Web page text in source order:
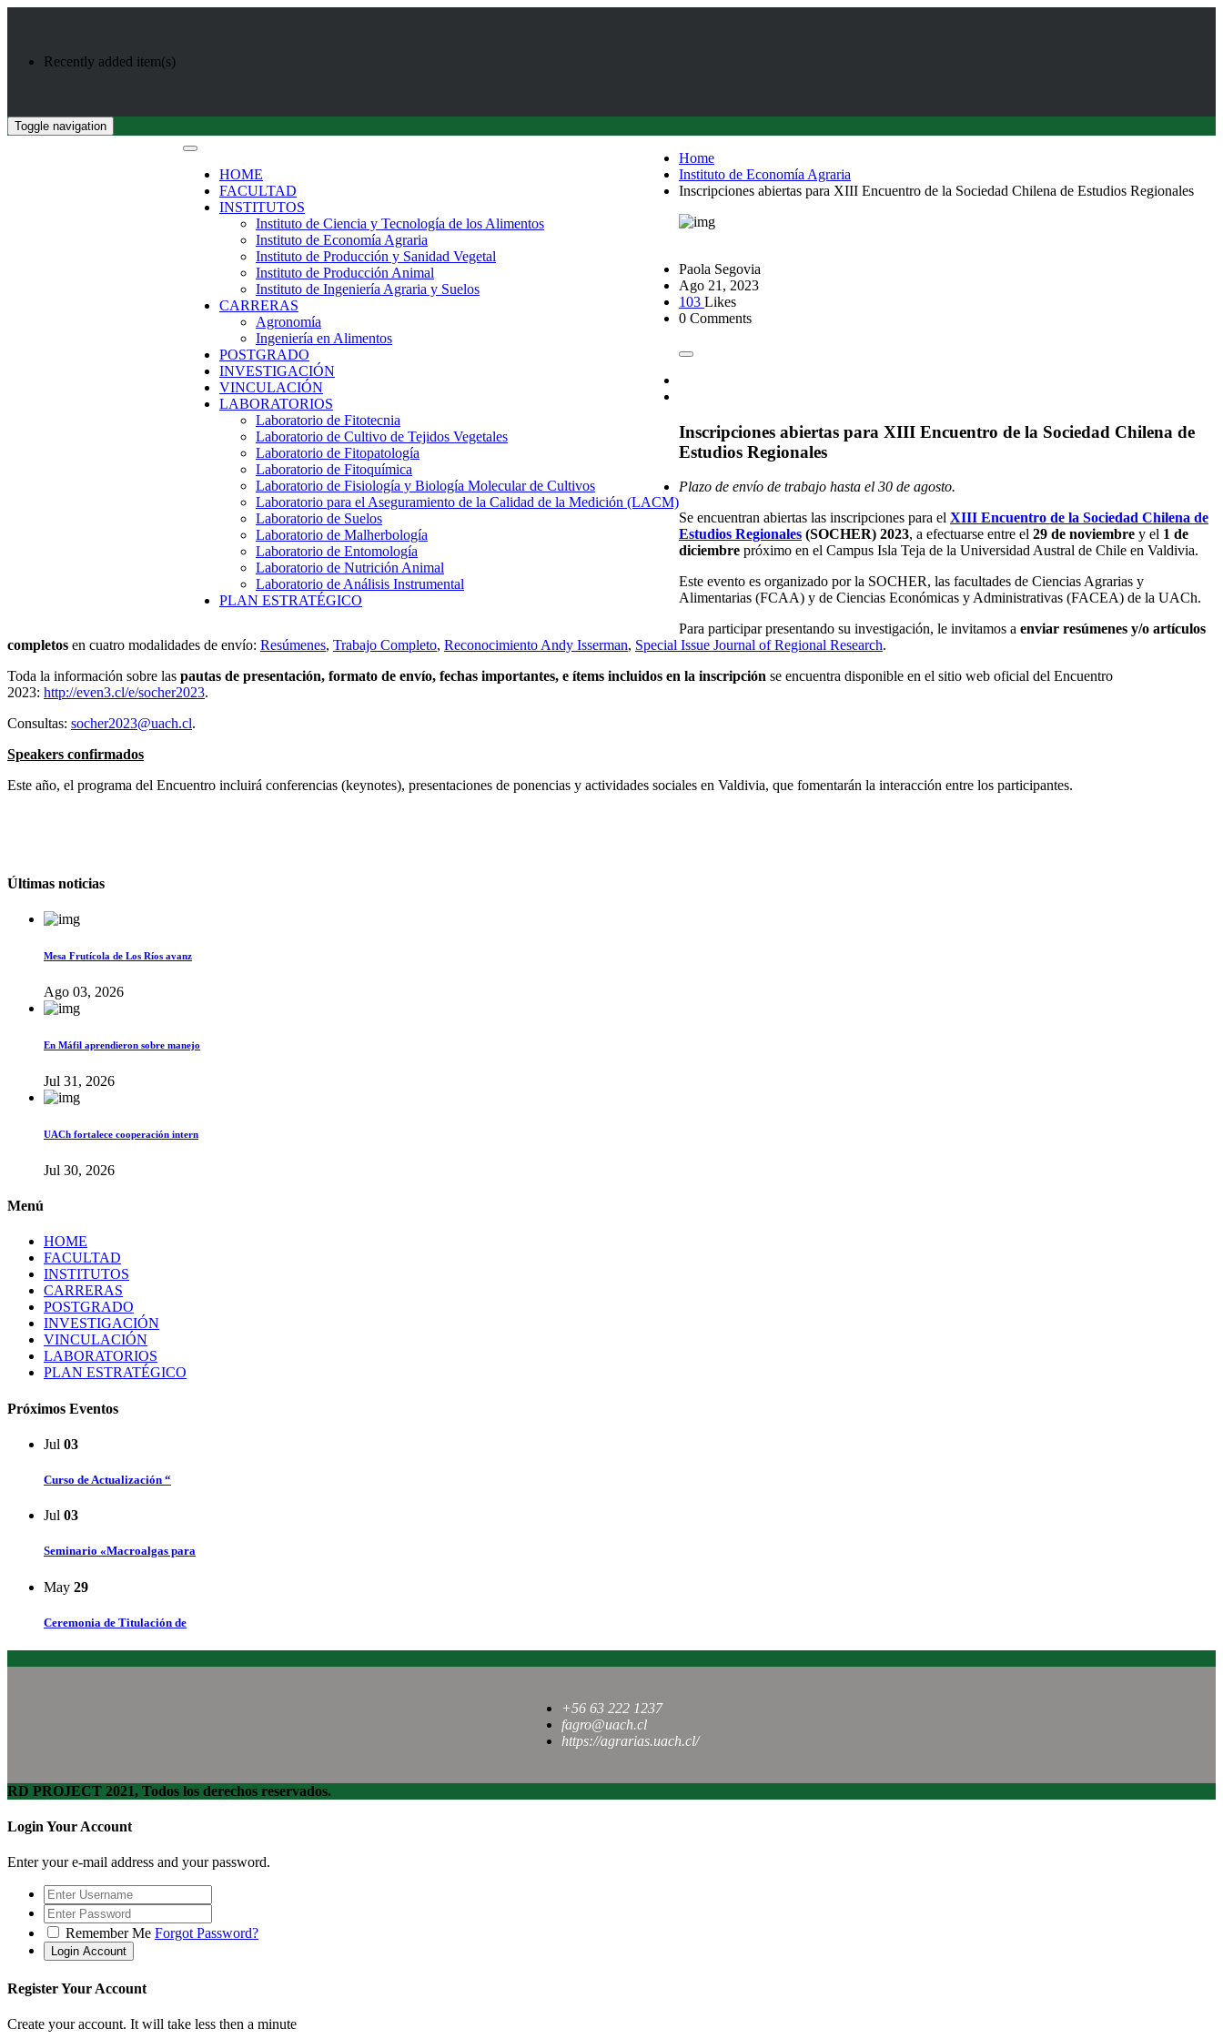
Recently added item(s)
Toggle navigation
HOME
FACULTAD
INSTITUTOS
Instituto de Ciencia y Tecnología de los Alimentos
Instituto de Economía Agraria
Instituto de Producción y Sanidad Vegetal
Instituto de Producción Animal
Instituto de Ingeniería Agraria y Suelos
CARRERAS
Agronomía
Ingeniería en Alimentos
POSTGRADO
INVESTIGACIÓN
VINCULACIÓN
LABORATORIOS
Laboratorio de Fitotecnia
Laboratorio de Cultivo de Tejidos Vegetales
Laboratorio de Fitopatología
Laboratorio de Fitoquímica
Laboratorio de Fisiología y Biología Molecular de Cultivos
Laboratorio para el Aseguramiento de la Calidad de la Medición (LACM)
Laboratorio de Suelos
Laboratorio de Malherbología
Laboratorio de Entomología
Laboratorio de Nutrición Animal
Laboratorio de Análisis Instrumental
PLAN ESTRATÉGICO
Home
Instituto de Economía Agraria
Inscripciones abiertas para XIII Encuentro de la Sociedad Chilena de Estudios Regionales
Paola Segovia
Ago 21, 2023
103 Likes
0 Comments
Inscripciones abiertas para XIII Encuentro de la Sociedad Chilena de
Estudios Regionales
Plazo de envío de trabajo hasta el 30 de agosto.
Se encuentran abiertas las inscripciones para el XIII Encuentro de la Sociedad Chilena de
Estudios Regionales (SOCHER) 2023, a efectuarse entre el 29 de noviembre y el 1 de
diciembre próximo en el Campus Isla Teja de la Universidad Austral de Chile en Valdivia.
Este evento es organizado por la SOCHER, las facultades de Ciencias Agrarias y
Alimentarias (FCAA) y de Ciencias Económicas y Administrativas (FACEA) de la UACh.
Para participar presentando su investigación, le invitamos a enviar resúmenes y/o artículos
completos en cuatro modalidades de envío: Resúmenes, Trabajo Completo, Reconocimiento Andy Isserman, Special Issue Journal of Regional Research.
Toda la información sobre las pautas de presentación, formato de envío, fechas importantes, e ítems incluidos en la inscripción se encuentra disponible en el sitio web oficial del Encuentro
2023: http://even3.cl/e/socher2023.
Consultas: socher2023@uach.cl.
Speakers confirmados
Este año, el programa del Encuentro incluirá conferencias (keynotes), presentaciones de ponencias y actividades sociales en Valdivia, que fomentarán la interacción entre los participantes.
Últimas noticias
Mesa Frutícola de Los Ríos avanz
Ago 03, 2026
En Máfil aprendieron sobre manejo
Jul 31, 2026
UACh fortalece cooperación intern
Jul 30, 2026
Menú
HOME
FACULTAD
INSTITUTOS
CARRERAS
POSTGRADO
INVESTIGACIÓN
VINCULACIÓN
LABORATORIOS
PLAN ESTRATÉGICO
Próximos Eventos
Jul 03
Curso de Actualización “
Jul 03
Seminario «Macroalgas para
May 29
Ceremonia de Titulación de
+56 63 222 1237
fagro@uach.cl
https://agrarias.uach.cl/
RD PROJECT 2021, Todos los derechos reservados.
Login Your Account
Enter your e-mail address and your password.
Remember Me Forgot Password?
Register Your Account
Create your account. It will take less then a minute